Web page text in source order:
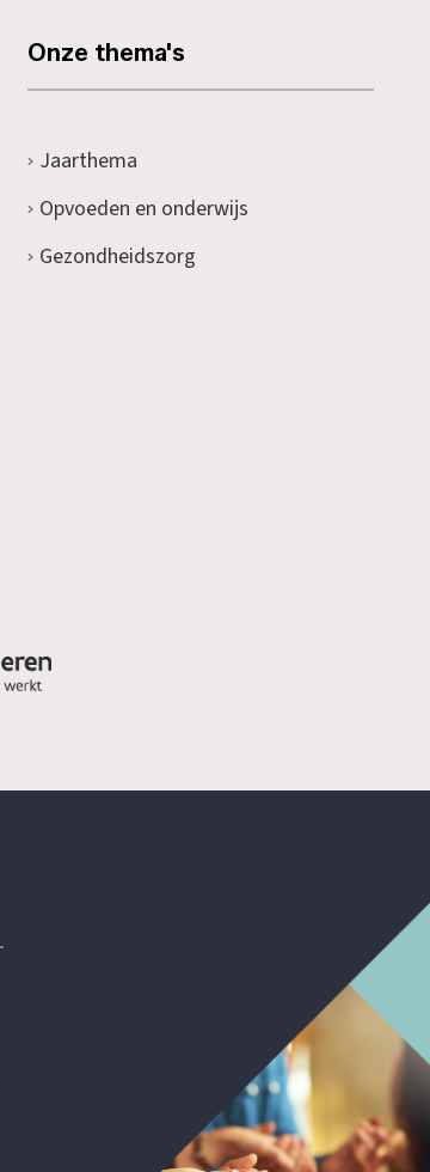
Onze thema's
Jaarthema
Opvoeden en onderwijs
Gezondheidszorg